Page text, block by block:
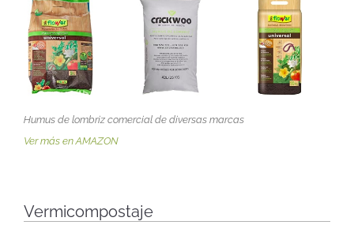
Humus de lombriz comercial de diversas marcas
Ver más en AMAZON
Vermicompostaje